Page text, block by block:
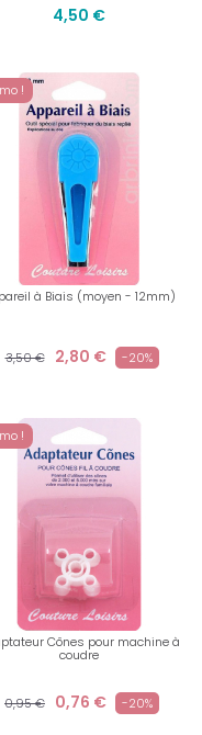
4,50 €
!
à Biais (moyen - 12mm)
3,50 € 2,80 € -20%
!
Cônes pour machine à
coudre
0,95 € 0,76 € -20%